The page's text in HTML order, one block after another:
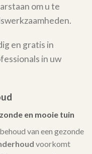
om u te
en gratis in
in uw
en mooie tuin
van een gezonde
voorkomt